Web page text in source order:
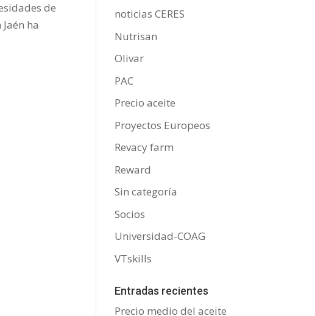
de
ha
noticias CERES
Nutrisan
Olivar
PAC
Precio aceite
Proyectos Europeos
Revacy farm
Reward
Sin categoría
Socios
Universidad-COAG
VTskills
Entradas recientes
Precio medio del aceite